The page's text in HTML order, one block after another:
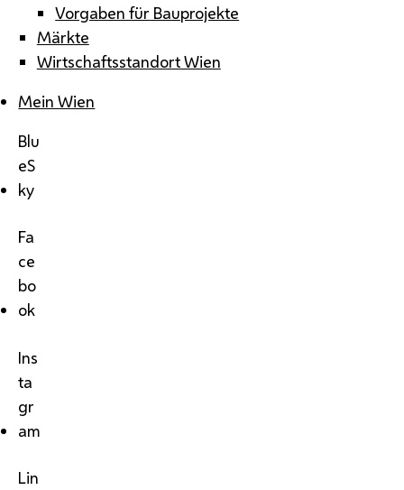
Vorgaben für Bauprojekte
Märkte
Wirtschaftsstandort Wien
Mein Wien
Blu
eS
ky
Fa
ce
bo
ok
Ins
ta
gr
am
Lin